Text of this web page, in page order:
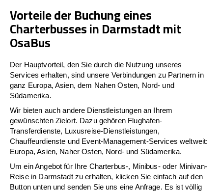
Vorteile der Buchung eines
Charterbusses in Darmstadt mit
OsaBus
Der Hauptvorteil, den Sie durch die Nutzung unseres
Services erhalten, sind unsere Verbindungen zu Partnern in
ganz Europa, Asien, dem Nahen Osten, Nord- und
Südamerika.
Wir bieten auch andere Dienstleistungen an Ihrem
gewünschten Zielort. Dazu gehören Flughafen-
Transferdienste, Luxusreise-Dienstleistungen,
Chauffeurdienste und Event-Management-Services weltweit:
Europa, Asien, Naher Osten, Nord- und Südamerika.
Um ein Angebot für Ihre Charterbus-, Minibus- oder Minivan-
Reise in Darmstadt zu erhalten, klicken Sie einfach auf den
Button unten und senden Sie uns eine Anfrage. Es ist völlig